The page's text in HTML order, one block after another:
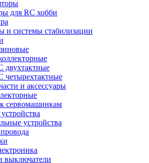
для RC хобби
и системы стабилизации
двухтактные
четырехтактные
и аксессуары
сервомашинкам
устройства
выключатели